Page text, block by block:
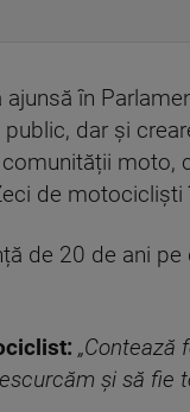
ajunsă în
dar și
moto,
de motocicliști
de 20 de ani
„Contează
și să fie